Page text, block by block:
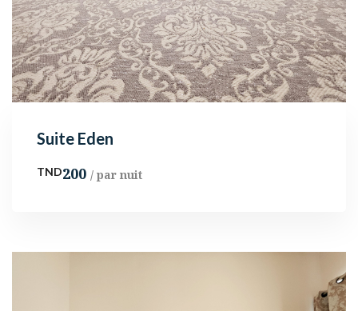
Suite Eden
TND200 / par nuit